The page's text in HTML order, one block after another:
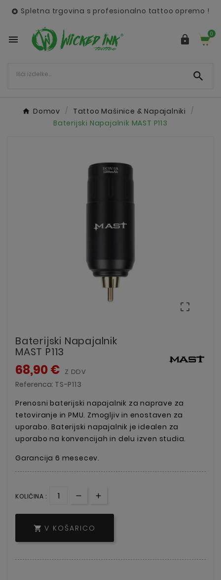
 Spletna trgovina s profesionalno tattoo opremo !
  0

Domov
Tattoo Mašinice & Napajalniki
Baterijski Napajalnik MAST P113

Baterijski Napajalnik
MAST P113
68,90 € Z DDV
Referenca: TS-P113
Prenosni baterijski napajalnik za naprave za
tetoviranje in PMU. Zmogljiv in enostaven za
uporabo. Baterijski napajalnik je idealen za
uporabo na konvencijah in delu izven studia.
Garancija 6 mesecev.
KOLIČINA :
 V KOŠARICO